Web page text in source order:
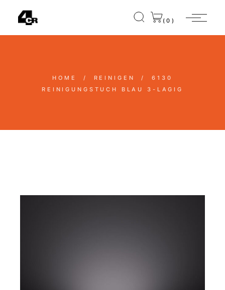
(0)
HOME REINIGEN
6130
REINIGUNGSTUCH BLAU 3-LAGIG